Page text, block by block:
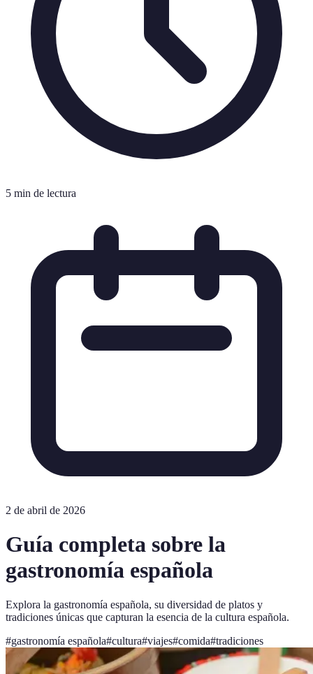
5 min de lectura
2 de abril de 2026
Guía completa sobre la
gastronomía española
Explora la gastronomía española, su diversidad de platos y
tradiciones únicas que capturan la esencia de la cultura española.
#gastronomía española#cultura#viajes#comida#tradiciones